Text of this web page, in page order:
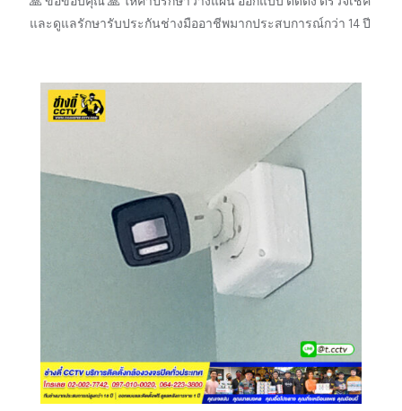
🙏 ขอขอบคุณ 🙏 ให้คำปรึกษาวางแผน ออกแบบ ติดตั้ง ตรวจเช็ค
และดูแลรักษารับประกันช่างมืออาชีพมากประสบการณ์กว่า 14 ปี